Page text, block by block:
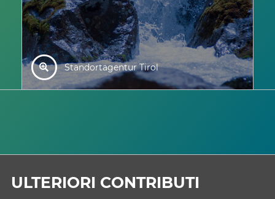
Standortagentur Tirol
ULTERIORI CONTRIBUTI